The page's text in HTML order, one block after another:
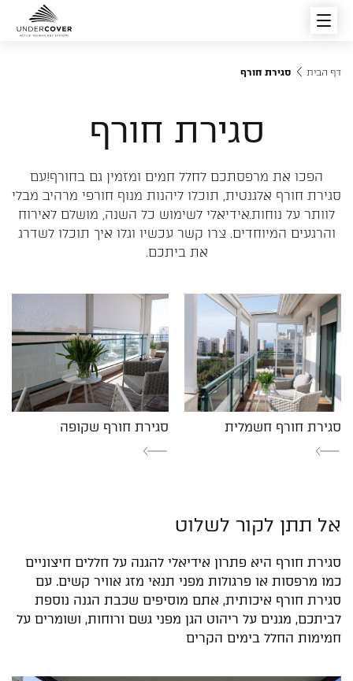
דף הבית סגירת חורף
סגירת חורף
הפכו את מרפסתכם לחלל חמים ומזמין גם בחורף!עם
סגירת חורף אלגנטית, תוכלו ליהנות מנוף חורפי מרהיב מבלי
לוותר על נוחות.אידיאלי לשימוש כל השנה, מושלם לאירוח
והרגעים המיוחדים. צרו קשר עכשיו וגלו איך תוכלו לשדרג
את ביתכם.
סגירת חורף חשמלית סגירת חורף שקופה
אל תתן לקור לשלוט
סגירת חורף היא פתרון אידיאלי להגנה על חללים חיצוניים
כמו מרפסות או פרגולות מפני תנאי מזג אוויר קשים. עם
סגירת חורף איכותית, אתם מוסיפים שכבת הגנה נוספת
לביתכם, מגנים על ריהוט הגן מפני גשם ורוחות, ושומרים על
חמימות החלל בימים הקרים
פרגולות חשמליות
סוגי הפרגולות החשמליות
פתרונות הצללה
מוצרים מובילים
צור קשר